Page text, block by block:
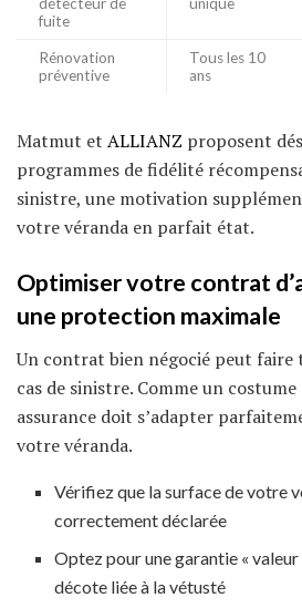
détecteur de
fuite
unique
Rénovation
préventive
Tous les 10
ans
Matmut et ALLIANZ proposent
programmes de fidélité
sinistre, une motivation
votre véranda en parfait état.
Optimiser votre contrat
une protection maximale
Un contrat bien négocié peut faire
cas de sinistre. Comme un
assurance doit s’adapter
votre véranda.
Vérifiez que la surface de votre
correctement déclarée
Optez pour une garantie «
décote liée à la vétusté